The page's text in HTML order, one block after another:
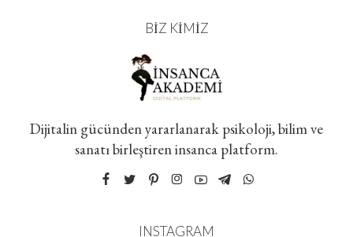
BIZ KIMIZ
Dijitalin gücünden yararlanarak psikoloji, bilim ve
sanatı birleştiren insanca platform.
INSTAGRAM